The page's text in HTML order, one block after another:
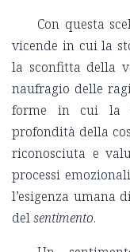
Con questa
vicende in cui la
la sconfitta della
naufragio delle
forme in cui la
profondità della
riconosciuta e
processi
l’esigenza umana
delsentimento.